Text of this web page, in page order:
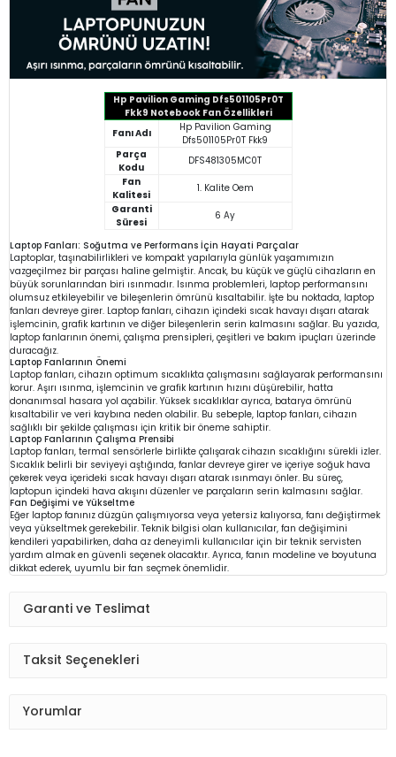
Hp Pavilion Gaming Dfs501105Pr0T
Fkk9 Notebook Fan Özellikleri
Fanı Adı
Hp Pavilion Gaming
Dfs501105Pr0T Fkk9
Parça
Kodu
DFS481305MC0T
Fan
Kalitesi
1. Kalite Oem
Garanti
Süresi
6 Ay
Laptop Fanları: Soğutma ve Performans İçin Hayati Parçalar
Laptoplar, taşınabilirlikleri ve kompakt yapılarıyla günlük yaşamımızın
vazgeçilmez bir parçası haline gelmiştir. Ancak, bu küçük ve güçlü cihazların en
büyük sorunlarından biri ısınmadır. Isınma problemleri, laptop performansını
olumsuz etkileyebilir ve bileşenlerin ömrünü kısaltabilir. İşte bu noktada, laptop
fanları devreye girer. Laptop fanları, cihazın içindeki sıcak havayı dışarı atarak
işlemcinin, grafik kartının ve diğer bileşenlerin serin kalmasını sağlar. Bu yazıda,
laptop fanlarının önemi, çalışma prensipleri, çeşitleri ve bakım ipuçları üzerinde
duracağız.
Laptop Fanlarının Önemi
Laptop fanları, cihazın optimum sıcaklıkta çalışmasını sağlayarak performansını
korur. Aşırı ısınma, işlemcinin ve grafik kartının hızını düşürebilir, hatta
donanımsal hasara yol açabilir. Yüksek sıcaklıklar ayrıca, batarya ömrünü
kısaltabilir ve veri kaybına neden olabilir. Bu sebeple, laptop fanları, cihazın
sağlıklı bir şekilde çalışması için kritik bir öneme sahiptir.
Laptop Fanlarının Çalışma Prensibi
Laptop fanları, termal sensörlerle birlikte çalışarak cihazın sıcaklığını sürekli izler.
Sıcaklık belirli bir seviyeyi aştığında, fanlar devreye girer ve içeriye soğuk hava
çekerek veya içerideki sıcak havayı dışarı atarak ısınmayı önler. Bu süreç,
laptopun içindeki hava akışını düzenler ve parçaların serin kalmasını sağlar.
Fan Değişimi ve Yükseltme
Eğer laptop fanınız düzgün çalışmıyorsa veya yetersiz kalıyorsa, fanı değiştirmek
veya yükseltmek gerekebilir. Teknik bilgisi olan kullanıcılar, fan değişimini
kendileri yapabilirken, daha az deneyimli kullanıcılar için bir teknik servisten
yardım almak en güvenli seçenek olacaktır. Ayrıca, fanın modeline ve boyutuna
dikkat ederek, uyumlu bir fan seçmek önemlidir.
Garanti ve Teslimat
Taksit Seçenekleri
Yorumlar